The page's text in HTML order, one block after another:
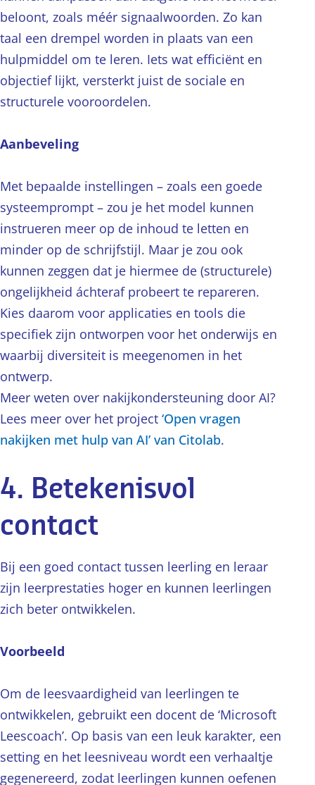
beloont, zoals méér signaalwoorden. Zo kan
taal een drempel worden in plaats van een
hulpmiddel om te leren. Iets wat efficiënt en
objectief lijkt, versterkt juist de sociale en
structurele vooroordelen.
Aanbeveling
Met bepaalde instellingen – zoals een goede
systeemprompt – zou je het model kunnen
instrueren meer op de inhoud te letten en
minder op de schrijfstijl. Maar je zou ook
kunnen zeggen dat je hiermee de (structurele)
ongelijkheid áchteraf probeert te repareren.
Kies daarom voor applicaties en tools die
specifiek zijn ontworpen voor het onderwijs en
waarbij diversiteit is meegenomen in het
ontwerp.
Meer weten over nakijkondersteuning door AI?
Lees meer over het project ‘Open vragen
nakijken met hulp van AI’ van Citolab.
4. Betekenisvol
contact
Bij een goed contact tussen leerling en leraar
zijn leerprestaties hoger en kunnen leerlingen
zich beter ontwikkelen.
Voorbeeld
Om de leesvaardigheid van leerlingen te
ontwikkelen, gebruikt een docent de ‘Microsoft
Leescoach’. Op basis van een leuk karakter, een
setting en het leesniveau wordt een verhaaltje
gegenereerd, zodat leerlingen kunnen oefenen